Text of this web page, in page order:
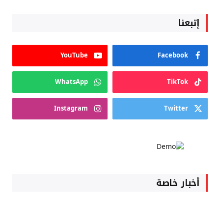
إتبعنا
Facebook
YouTube
TikTok
WhatsApp
Twitter
Instagram
أخبار خاصة